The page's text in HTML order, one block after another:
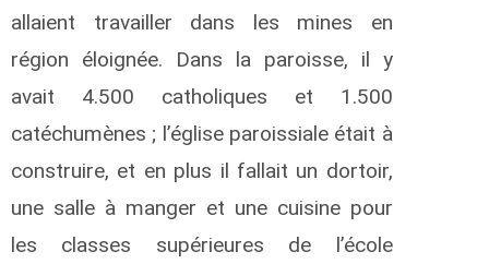
allaient travailler dans les mines en
région éloignée. Dans la paroisse, il y
avait 4.500 catholiques et 1.500
catéchumènes ; l’église paroissiale était à
construire, et en plus il fallait un dortoir,
une salle à manger et une cuisine pour
les classes supérieures de l’école